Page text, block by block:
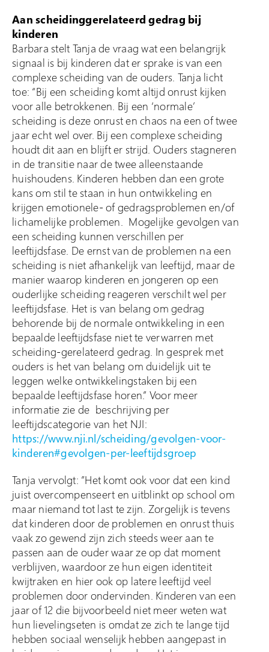
Aan scheidinggerelateerd gedrag bij
kinderen
Barbara stelt Tanja de vraag wat een belangrijk
signaal is bij kinderen dat er sprake is van een
complexe scheiding van de ouders. Tanja licht
toe: “Bij een scheiding komt altijd onrust kijken
voor alle betrokkenen. Bij een ‘normale’
scheiding is deze onrust en chaos na een of twee
jaar echt wel over. Bij een complexe scheiding
houdt dit aan en blijft er strijd. Ouders stagneren
in de transitie naar de twee alleenstaande
huishoudens. Kinderen hebben dan een grote
kans om stil te staan in hun ontwikkeling en
krijgen emotionele- of gedragsproblemen en/of
lichamelijke problemen. Mogelijke gevolgen van
een scheiding kunnen verschillen per
leeftijdsfase. De ernst van de problemen na een
scheiding is niet afhankelijk van leeftijd, maar de
manier waarop kinderen en jongeren op een
ouderlijke scheiding reageren verschilt wel per
leeftijdsfase. Het is van belang om gedrag
behorende bij de normale ontwikkeling in een
bepaalde leeftijdsfase niet te verwarren met
scheiding-gerelateerd gedrag. In gesprek met
ouders is het van belang om duidelijk uit te
leggen welke ontwikkelingstaken bij een
bepaalde leeftijdsfase horen.” Voor meer
informatie zie de beschrijving per
leeftijdscategorie van het NJI:
https://www.nji.nl/scheiding/gevolgen-voor-
kinderen#gevolgen-per-leeftijdsgroep
Tanja vervolgt: ”Het komt ook voor dat een kind
juist overcompenseert en uitblinkt op school om
maar niemand tot last te zijn. Zorgelijk is tevens
dat kinderen door de problemen en onrust thuis
vaak zo gewend zijn zich steeds weer aan te
passen aan de ouder waar ze op dat moment
verblijven, waardoor ze hun eigen identiteit
kwijtraken en hier ook op latere leeftijd veel
problemen door ondervinden. Kinderen van een
jaar of 12 die bijvoorbeeld niet meer weten wat
hun lievelingseten is omdat ze zich te lange tijd
hebben sociaal wenselijk hebben aangepast in